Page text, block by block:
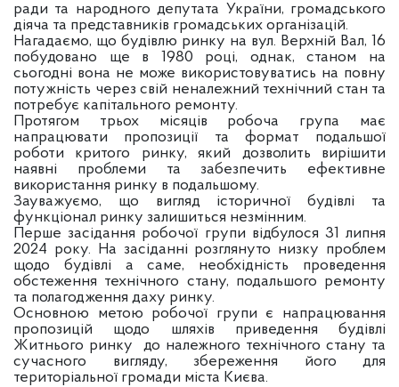
ради та народного депутата України, громадського
діяча та представників громадських організацій.
Нагадаємо, що будівлю ринку на вул. Верхній Вал, 16
побудовано ще в 1980 році, однак, станом на
сьогодні вона не може використовуватись на повну
потужність через свій неналежний технічний стан та
потребує капітального ремонту.
Протягом трьох місяців робоча група має
напрацювати пропозиції та формат подальшої
роботи критого ринку, який дозволить вирішити
наявні проблеми та забезпечить ефективне
використання ринку в подальшому.
Зауважуємо, що вигляд історичної будівлі та
функціонал ринку залишиться незмінним.
Перше засідання робочої групи відбулося 31 липня
2024 року. На засіданні розглянуто низку проблем
щодо будівлі а саме, необхідність проведення
обстеження технічного стану, подальшого ремонту
та полагодження даху ринку.
Основною метою робочої групи є напрацювання
пропозицій щодо шляхів приведення будівлі
Житнього ринку до належного технічного стану та
сучасного вигляду, збереження його для
територіальної громади міста Києва.